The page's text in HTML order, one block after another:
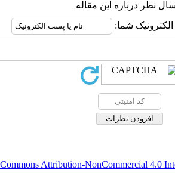
نظر درباره این مقاله
شما:
Attribution-NonCommercial 4.0